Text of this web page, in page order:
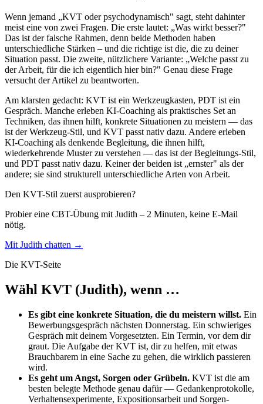
Wenn jemand „KVT oder psychodynamisch" sagt, steht dahinter
meist eine von zwei Fragen. Die erste lautet: „Was wirkt besser?"
Das ist der falsche Rahmen, denn beide Methoden haben
unterschiedliche Stärken – und die richtige ist die, die zu deiner
Situation passt. Die zweite, nützlichere Variante: „Welche passt zu
der Arbeit, für die ich eigentlich hier bin?" Genau diese Frage
versucht der Artikel zu beantworten.
Am klarsten gedacht: KVT ist ein Werkzeugkasten, PDT ist ein
Gespräch. Manche erleben KI-Coaching als praktisches Set an
Techniken, das ihnen hilft, konkrete Situationen zu meistern — das
ist der Werkzeug-Stil, und KVT passt nativ dazu. Andere erleben
KI-Coaching als denkende Begleitung, die ihnen hilft,
wiederkehrende Muster zu verstehen — das ist der Begleitungs-Stil,
und PDT passt nativ dazu. Keiner der beiden ist „ernster" als der
andere; sie sind strukturell unterschiedliche Arten von Arbeit.
Den KVT-Stil zuerst ausprobieren?
Probier eine CBT-Übung mit Judith – 2 Minuten, keine E-Mail
nötig.
Mit Judith chatten →
Die KVT-Seite
Wähl KVT (Judith), wenn …
Es gibt eine konkrete Situation, die du meistern willst. Ein
Bewerbungsgespräch nächsten Donnerstag. Ein schwieriges
Gespräch mit deinem Vorgesetzten. Ein Termin, vor dem dir
graut. Die Aufgabe der KVT ist, dir zu helfen, mit etwas
Brauchbarem in eine Sache zu gehen, die wirklich passieren
wird.
Es geht um Angst, Sorgen oder Grübeln. KVT ist die am
besten belegte Methode genau dafür — Gedankenprotokolle,
Verhaltensexperimente, Expositionsarbeit und Sorgen-